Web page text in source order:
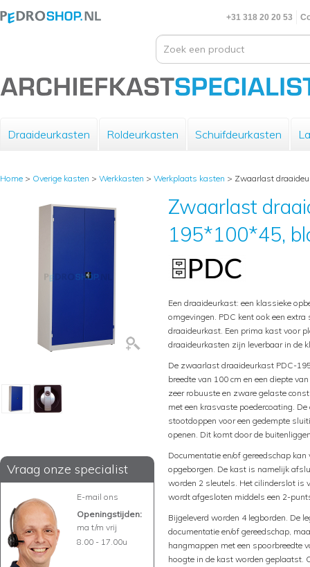
+31 318 20 20 53
Draaideurkasten Roldeurkasten Schuifdeurkasten
Home > Overige kasten > Werkkasten > Werkplaats kasten > Zwaarlast
Vraag onze specialist
E-mail ons
Openingstijden:
ma t/m vrij
8.00 - 17.00u
Zwaarlast
195*100*45,
Een draaideurkast: een klassieke
omgevingen. PDC kent ook een
draaideurkast. Een prima kast voor
draaideurkasten zijn leverbaar in de
De zwaarlast draaideurkast PDC-
breedte van 100 cm en een diepte
zeer robuuste en zware gelaste
met een krasvaste poedercoating.
stootdoppen voor een gedempte
openen. Dit komt door de
Documentatie en/of gereedschap
opgeborgen. De kast is namelijk
worden 2 sleutels. Het cilinderslot is
wordt afgesloten middels een 2-
Bijgeleverd worden 4 legborden. De
documentatie en/of gereedschap,
hangmappen met een spoorbreedte
hoogte in de kast worden geplaatst.